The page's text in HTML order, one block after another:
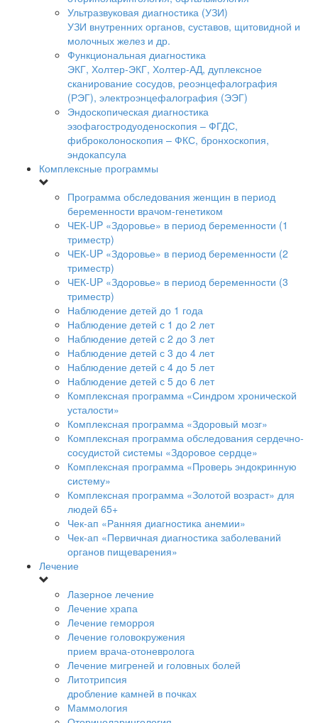
Ультразвуковая диагностика (УЗИ)
УЗИ внутренних органов, суставов, щитовидной и
молочных желез и др.
Функциональная диагностика
ЭКГ, Холтер-ЭКГ, Холтер-АД, дуплексное
сканирование сосудов, реоэнцефалография
(РЭГ), электроэнцефалография (ЭЭГ)
Эндоскопическая диагностика
эзофагостродуоденоскопия – ФГДС,
фиброколоноскопия – ФКС, бронхоскопия,
эндокапсула
Комплексные программы
Программа обследования женщин в период
беременности врачом-генетиком
ЧЕК-UP «Здоровье» в период беременности (1
триместр)
ЧЕК-UP «Здоровье» в период беременности (2
триместр)
ЧЕК-UP «Здоровье» в период беременности (3
триместр)
Наблюдение детей до 1 года
Наблюдение детей с 1 до 2 лет
Наблюдение детей с 2 до 3 лет
Наблюдение детей с 3 до 4 лет
Наблюдение детей с 4 до 5 лет
Наблюдение детей с 5 до 6 лет
Комплексная программа «Синдром хронической
усталости»
Комплексная программа «Здоровый мозг»
Комплексная программа обследования сердечно-
сосудистой системы «Здоровое сердце»
Комплексная программа «Проверь эндокринную
систему»
Комплексная программа «Золотой возраст» для
людей 65+
Чек-ап «Ранняя диагностика анемии»
Чек-ап «Первичная диагностика заболеваний
органов пищеварения»
Лечение
Лазерное лечение
Лечение храпа
Лечение геморроя
Лечение головокружения
прием врача-отоневролога
Лечение мигреней и головных болей
Литотрипсия
дробление камней в почках
Маммология